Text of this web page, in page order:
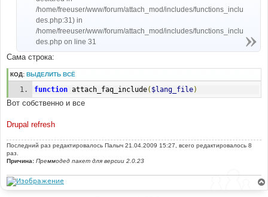
/home/freeuser/www/forum/attach_mod/includes/functions_inclu
des.php:31) in
/home/freeuser/www/forum/attach_mod/includes/functions_inclu
des.php on line 31
Сама строка:
КОД: ВЫДЕЛИТЬ ВСЁ
function attach_faq_include( $lang_file)
Вот собственно и все
Drupal refresh
Последний раз редактировалось Палыч 21.04.2009 15:27, всего редактировалось 8
раз.
Причина: Преммодед пакет для версии 2.0.23